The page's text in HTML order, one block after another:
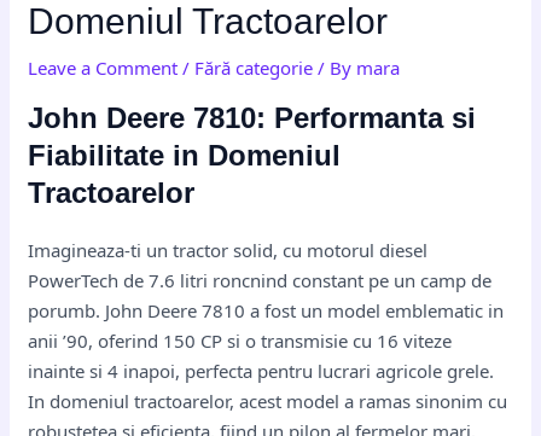
Domeniul Tractoarelor
Leave a Comment / Fără categorie / By mara
John Deere 7810: Performanta si
Fiabilitate in Domeniul
Tractoarelor
Imagineaza-ti un tractor solid, cu motorul diesel
PowerTech de 7.6 litri roncnind constant pe un camp de
porumb. John Deere 7810 a fost un model emblematic in
anii ’90, oferind 150 CP si o transmisie cu 16 viteze
inainte si 4 inapoi, perfecta pentru lucrari agricole grele.
In domeniul tractoarelor, acest model a ramas sinonim cu
robustetea si eficienta, fiind un pilon al fermelor mari.